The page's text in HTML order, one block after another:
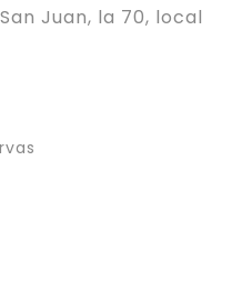
Juan, la 70, local